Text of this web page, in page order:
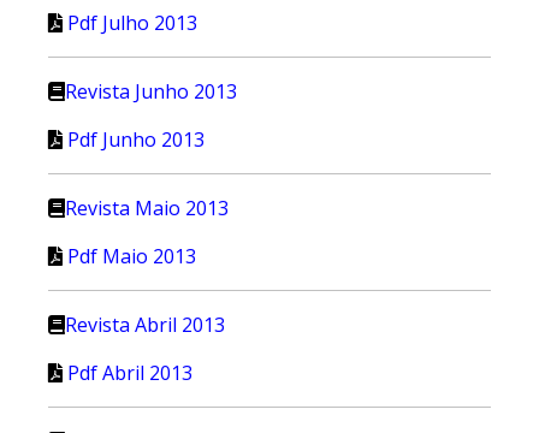
Pdf Julho 2013
Revista Junho 2013
Pdf Junho 2013
Revista Maio 2013
Pdf Maio 2013
Revista Abril 2013
Pdf Abril 2013